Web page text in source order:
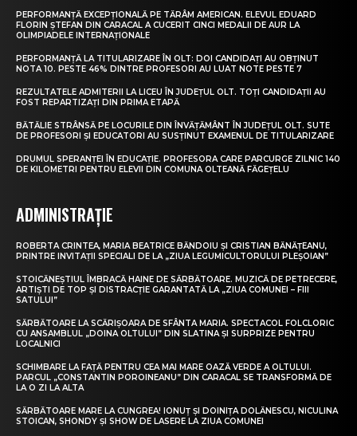
PERFORMANȚĂ EXCEPȚIONALĂ PE TĂRÂM AMERICAN. ELEVUL EDUARD
FLORIN ȘTEFAN DIN CARACAL A CUCERIT CINCI MEDALII DE AUR LA
OLIMPIADELE INTERNAȚIONALE
PERFORMANȚĂ LA TITULARIZARE ÎN OLT: DOI CANDIDAȚI AU OBȚINUT
NOTA 10. PESTE 46% DINTRE PROFESORI AU LUAT NOTE PESTE 7
REZULTATELE ADMITERII LA LICEU ÎN JUDEȚUL OLT. TOȚI CANDIDAȚII AU
FOST REPARTIZAȚI DIN PRIMA ETAPĂ
BĂTĂLIE STRÂNSĂ PE LOCURILE DIN ÎNVĂȚĂMÂNT ÎN JUDEȚUL OLT. SUTE
DE PROFESORI ȘI EDUCATORI AU SUSȚINUT EXAMENUL DE TITULARIZARE
DRUMUL SPERANȚEI ÎN EDUCAȚIE. PROFESORA CARE PARCURGE ZILNIC 140
DE KILOMETRI PENTRU ELEVII DIN COMUNA OLTEANĂ FĂGEȚELU
ADMINISTRAȚIE
ROBERTA CRINTEA, MARIA BEATRICE BĂNDOIU ȘI CRISTIAN BĂNĂȚEANU,
PRINTRE INVITAȚII SPECIALI DE LA „ZIUA LEGUMICULTORULUI PLEȘOIAN”
STOICĂNEȘTIUL ÎMBRACĂ HAINE DE SĂRBĂTOARE. MUZICĂ DE PETRECERE,
ARTIȘTI DE TOP ȘI DISTRACȚIE GARANTATĂ LA „ZIUA COMUNEI – FIII
SATULUI”
SĂRBĂTOARE LA SCĂRIȘOARA DE SFÂNTA MARIA. SPECTACOL FOLCLORIC
CU ANSAMBLUL „DOINA OLTULUI” DIN SLATINA ȘI SURPRIZE PENTRU
LOCALNICI
SCHIMBARE LA FAȚĂ PENTRU CEA MAI MARE OAZĂ VERDE A OLTULUI.
PARCUL „CONSTANTIN POROINEANU” DIN CARACAL SE TRANSFORMĂ DE
LA O ZI LA ALTA
SĂRBĂTOARE MARE LA CUNGREA! IONUȚ ȘI DOINIȚA DOLĂNESCU, NICULINA
STOICAN, SHONDY ȘI SHOW DE LASERE LA ZIUA COMUNEI